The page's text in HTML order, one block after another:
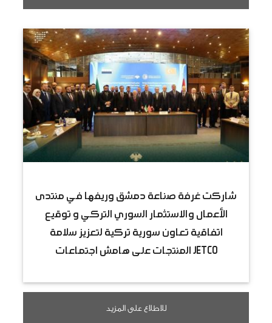
شاركت غرفة صناعة دمشق وريفها في منتدى
الأعمال والاستثمار السوري التركي و توقيع
اتفاقية تعاون سورية تركية لتعزيز سلامة
المنتجات على هامش اجتماعات JETCO
للاطلاع على المزيد